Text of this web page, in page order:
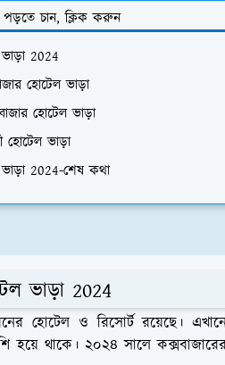
পড়তে চান, ক্লিক করুন
2024
হোটেল ভাড়া
হোটেল ভাড়া
হোটেল ভাড়া
2024-শেষ কথা
ভাড়া 2024
হোটেল ও রিসোর্ট রয়েছে।
হয়ে থাকে। ২০২৪ সালে